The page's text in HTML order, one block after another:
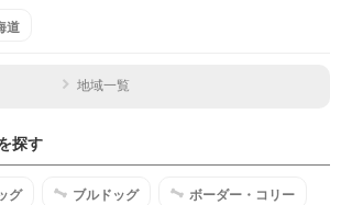
道
地域一覧
探す
グ ブルドッグ ボーダー・コリー